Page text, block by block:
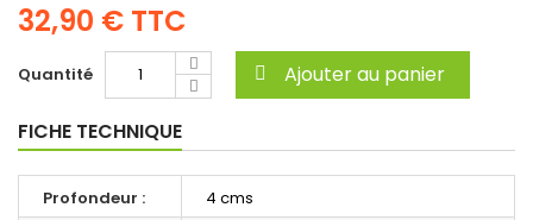
32,90 € TTC
Quantité Ajouter au panier
FICHE TECHNIQUE
Profondeur :
4 cms